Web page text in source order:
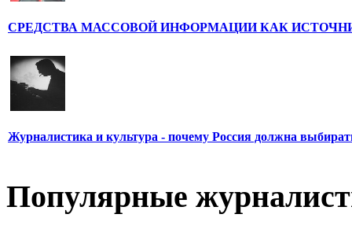
СРЕДСТВА МАССОВОЙ ИНФОРМАЦИИ КАК
Журналистика и культура - почему Россия должна
Популярные